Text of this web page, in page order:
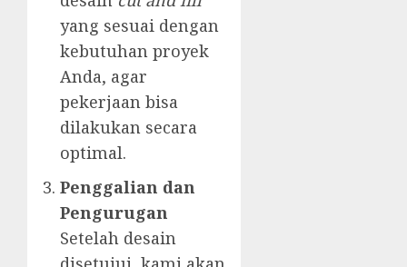
yang sesuai dengan
kebutuhan proyek
Anda, agar
pekerjaan bisa
dilakukan secara
optimal.
Penggalian dan
Pengurugan
Setelah desain